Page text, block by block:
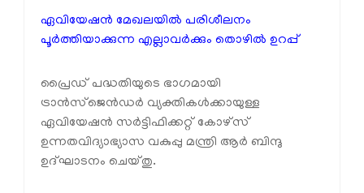
ഏവിയേഷൻ മേഖലയിൽ പരിശീലനം
പൂർത്തിയാക്കുന്ന എല്ലാവർക്കും തൊഴിൽ ഉറപ്പ്
പ്രൈഡ് പദ്ധതിയുടെ ഭാഗമായി
ട്രാൻസ്ജെൻഡർ വ്യക്തികൾക്കായുള്ള
ഏവിയേഷൻ സർട്ടിഫിക്കറ്റ് കോഴ്‌സ്
ഉന്നതവിദ്യാഭ്യാസ വകുപ്പു മന്ത്രി ആർ ബിന്ദു
ഉദ്ഘാടനം ചെയ്തു.